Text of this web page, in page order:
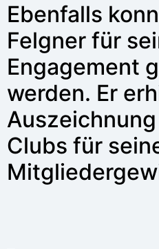
Ebenfalls
Felgner für
Engagement
werden. Er
Clubs für